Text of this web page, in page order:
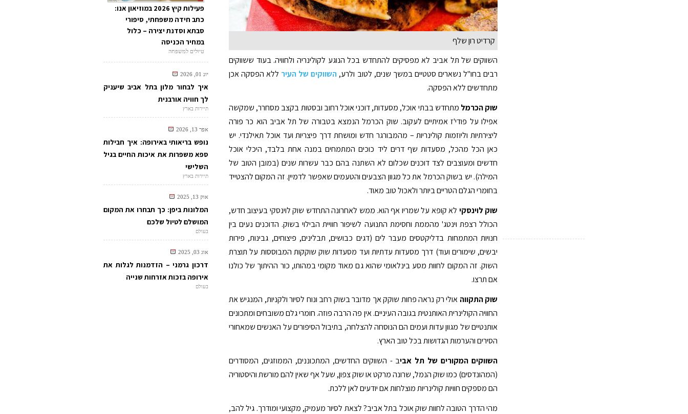
קרדיט רון שלף
השווקים של תל אביב לא מפסיקים להתחדש בכל הנוגע לקולינריה ולחוויה. בעוד ששווקים
רבים בחו"ל נשארים סטטיים במשך שנים, לטוב ולרע, השווקים של העיר ללא הפסקה אכן
מתחדשים ללא הפסקה.
שוק הכרמל מתחדש בבתי אוכל, מסעדות, דוכני אוכל רחוב ובסטות בקצב מסחרר, שמקשה
אפילו על פודי'ז אמיתיים לעקוב. שוק הכרמל הנמצא בטבורה של תל אביב הוא כר פורה
ליצירתיות וליוזמות קולינריות – מהמבורגר חדש ומושחת דרך פיצריות ועד אוכל תאילנדי. יש
כאן הכל מהכל, מסעדות שף דרים ליד כוכים המתמחים במנה אחת בלבד, היכלי אוכל
חדשים ומעוצבים לצד דוכנים שכלום לא השתנה בהם כבר עשרות שנים (במובן הטוב של
המילה). יש בשוק הכרמל את כל מגוון הצבעים והטעמים שאפשר לדמיין. זה המקום להצטייד
בחומרי הגלם הטריים ביותר ולאכול טוב מאוד.
שוק לוינסקי לא קופא על שמריו אף הוא. ממש לאחרונה התחדש שוק לוינסקי בעיצוב חדש,
הכולל רצפת וינטג' מהממת וחסימת התנועה לשיפור חוויית הבילוי בשוק. הדוכנים נעים בין
חנויות המתמחות בדליקטסים מעבר לים (דגים כבושים, תבלינים, פיצוחים, גבינות, פירות
יבשים, שימורים ועוד) דרך מסעדות עדתיות ועד מסעדות שוק שוקקות המבוססות על תוצרת
השוק. זה המקום לחוות מסע בינלאומי שהוא גם מאוד מקומי במהותו, כור ההיתוך של כולנו
אם תרצו.
שוק התקווה אולי רק נראה פחות שוקק אך מדובר בשוק רחב ונוח לסיור ולקניות, המנגיש את
החוויה הקולינרית האותנטית בגובה העיניים. אין פה הרבה פוזה. חומרי גלם משובחים ומתכונים
אותנטיים של מגוון עדות ועמים הם הנוסחה להצלחה, בתיבול הסיפורים על האנשים שמאחורי
הסירים והערמות הגדושות בכל טוב הארץ.
השווקים המקורים של תל אביב - השווקים החדשים, המתכוננים, הממוזגים, המסודרים
(המהונדסים) כמו שוק הנמל, שרונה מרקט או שוק צפון, שעל אף שאין להם מורשת והיסטוריה
הם מספקים חוויות קולינריות מוצלחות אם יודעים לאן ללכת.
מהי הדרך הטובה לחוות שוק אוכל בתל אביב? לצאת לסיור מעמיק, מקצועי ומודרך. גיל להב,
פעילות קיץ 2026 במוזיאון אנו:
כתב חידה משפחתי, סיפורי
סבתא וסדנת יצירה – כלול
במחיר הכניסה
טיולים למשפחה
יונ 01, 2026
איך לבחור מלון בתל אביב שיעניק
לך חוויה אורבנית
תיירות בארץ
אפר 13, 2026
נופש בריאותי באירופה: איך חבילות
ספא משפרות את איכות החיים בגיל
השלישי
תיירות בארץ
אוק 13, 2025
המלונות ביפן: כך תבחרו את המקום
המושלם לטיול שלכם
בעולם
אוג 03, 2025
דרכון גרמני – הזדמנות לגלות את
אירופה בזכות אזרחות שנייה
בעולם